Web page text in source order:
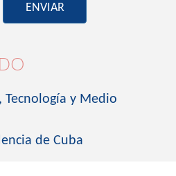
ENVIAR
y Medio
de Cuba